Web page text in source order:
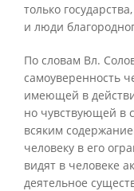
только
и люди
По словам Вл.
самоуверенность
имеющей в
но чувствующей в
всяким
человеку в его
видят в человеке
деятельное